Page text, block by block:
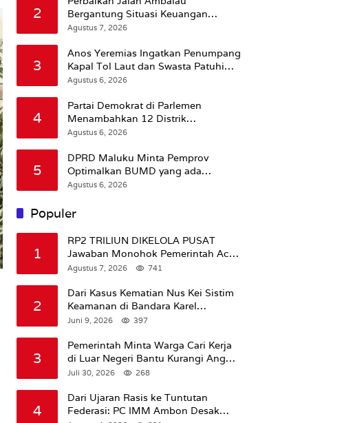
2
Bergantung Situasi Keuangan
Pemprov Maluku
Agustus 7, 2026
3
Anos Yeremias Ingatkan Penumpang
Kapal Tol Laut dan Swasta Patuhi
Peringatan BMKG
Agustus 6, 2026
4
Partai Demokrat di Parlemen
Menambahkan 12 Distrik
Pendukung Trump
Agustus 6, 2026
5
DPRD Maluku Minta Pemprov
Optimalkan BUMD yang ada
Ketimbang Menambah Baru
Agustus 6, 2026
Populer
1
RP2 TRILIUN DIKELOLA PUSAT
Jawaban Monohok Pemerintah Aceh
Usai Disorot Mentan Amran Soal
Agustus 7, 2026 741
2
Dari Kasus Kematian Nus Kei Sistim
Keamanan di Bandara Karel
Sadsuitubun Langgur
Juni 9, 2026 397
3
Pemerintah Minta Warga Cari Kerja
di Luar Negeri Bantu Kurangi Angka
Pengangguran
Juli 30, 2026 268
4
Dari Ujaran Rasis ke Tuntutan
Federasi: PC IMM Ambon Desak